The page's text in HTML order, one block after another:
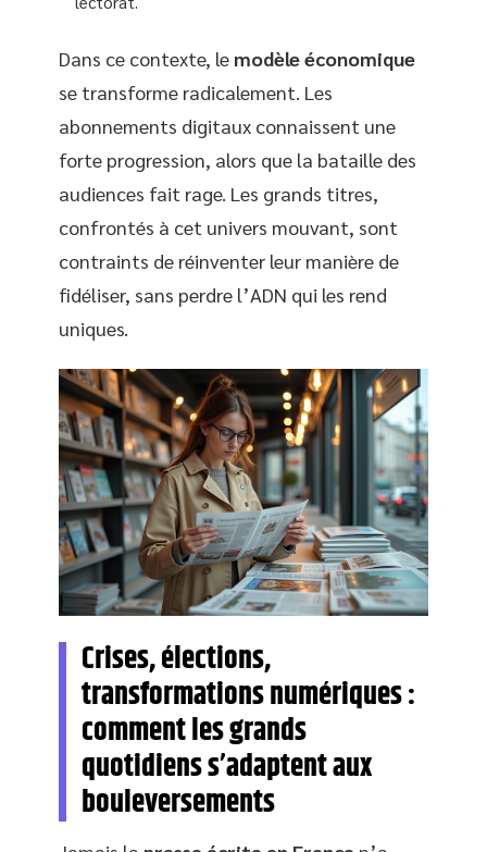
Dans ce contexte, le modèle économique
se transforme radicalement. Les
abonnements digitaux connaissent une
forte progression, alors que la bataille des
audiences fait rage. Les grands titres,
confrontés à cet univers mouvant, sont
contraints de réinventer leur manière de
fidéliser, sans perdre l’ADN qui les rend
uniques.
Crises, élections,
transformations numériques :
comment les grands
quotidiens s’adaptent aux
bouleversements